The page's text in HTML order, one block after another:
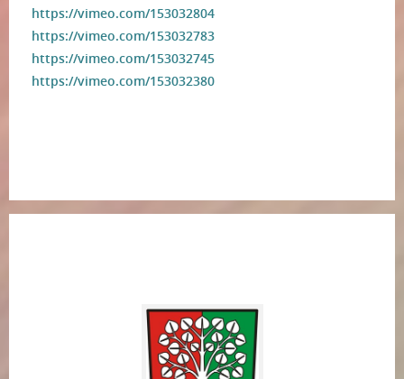
https://vimeo.com/153032804
https://vimeo.com/153032783
https://vimeo.com/153032745
https://vimeo.com/153032380